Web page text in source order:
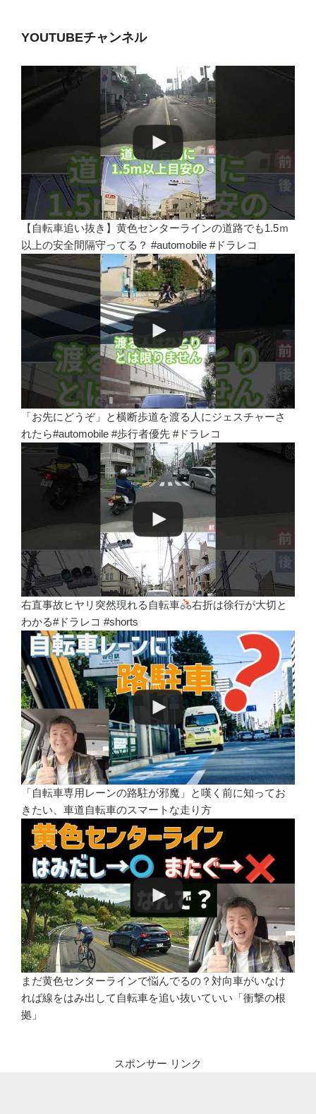
YOUTUBEチャンネル
【自転車追い抜き】黄色センターラインの道路でも1.5ｍ
以上の安全間隔守ってる？ #automobile #ドラレコ
「お先にどうぞ」と横断歩道を渡る人にジェスチャーさ
れたら#automobile #歩行者優先 #ドラレコ
右直事故ヒヤリ突然現れる自転車
右折は徐行が大切と
わかる#ドラレコ #shorts
「自転車専用レーンの路駐が邪魔」と嘆く前に知ってお
きたい、車道自転車のスマートな走り方
まだ黄色センターラインで悩んでるの？対向車がいなけ
れば線をはみ出して自転車を追い抜いていい「衝撃の根
拠」
スポンサー リンク